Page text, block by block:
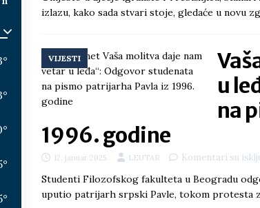
izlazu, kako sada stvari stoje, gledaće u novu
VIJESTI
u
na
1996. godine
12. januar 2025. LEUTAR Komentari su
Studenti Filozofskog fakulteta u Beogradu
uputio patrijarh srpski Pavle, tokom protesta
°
°
°
°
°